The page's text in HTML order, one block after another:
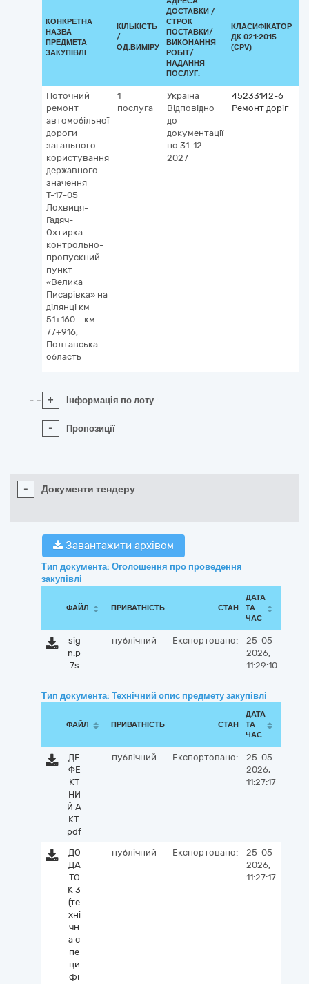
КОНКРЕТНА
НАЗВА
ПРЕДМЕТА
ЗАКУПІВЛІ
КІЛЬКІСТЬ
/
ОД.ВИМІРУ
ДОСТАВКИ /
СТРОК
ПОСТАВКИ/
ВИКОНАННЯ
РОБІТ/
НАДАННЯ
ПОСЛУГ:
КЛАСИФІКАТОР
ДК 021:2015
(CPV)
Поточний
ремонт
автомобільної
дороги
загального
користування
державного
значення
Т-17-05
Лохвиця-
Гадяч-
Охтирка-
контрольно-
пропускний
пункт
«Велика
Писарівка» на
ділянці км
51+160 – км
77+916,
Полтавська
область
1
послуга
Україна
Відповідно
до
документації
по 31-12-
2027
45233142-6
Ремонт доріг
+ Інформація по лоту
- Пропозиції
- Документи тендеру
Завантажити архівом
Тип документа: Оголошення про проведення
закупівлі
ФАЙЛ ПРИВАТНІСТЬ СТАН
ДАТА
ТА
ЧАС
sig
n.p
7s
публічний Експортовано:
25-05-
2026,
11:29:10
Тип документа: Технічний опис предмету закупівлі
ФАЙЛ ПРИВАТНІСТЬ СТАН
ДАТА
ТА
ЧАС
ДЕ
ФЕ
КТ
НИ
Й А
КТ.
pdf
публічний Експортовано:
25-05-
2026,
11:27:17
ДО
ДА
ТО
К 3
(те
хні
чн
а с
пе
ци
фі
публічний Експортовано:
25-05-
2026,
11:27:17